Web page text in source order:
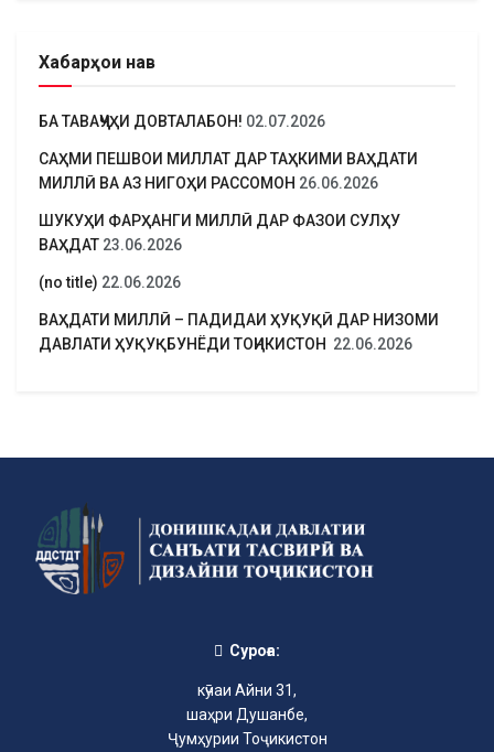
Хабарҳои нав
БА ТАВАҶҶУҲИ ДОВТАЛАБОН! 02.07.2026
САҲМИ ПЕШВОИ МИЛЛАТ ДАР ТАҲКИМИ ВАҲДАТИ
МИЛЛӢ ВА АЗ НИГОҲИ РАССОМОН 26.06.2026
ШУКУҲИ ФАРҲАНГИ МИЛЛӢ ДАР ФАЗОИ СУЛҲУ
ВАҲДАТ 23.06.2026
(no title) 22.06.2026
ВАҲДАТИ МИЛЛӢ – ПАДИДАИ ҲУҚУҚӢ ДАР НИЗОМИ
ДАВЛАТИ ҲУҚУҚБУНЁДИ ТОҶИКИСТОН 22.06.2026
Суроға:
кӯчаи Айни 31,
шаҳри Душанбе,
Ҷумҳурии Тоҷикистон